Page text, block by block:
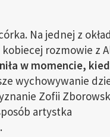
Na jednej z
rozmowie z
w momencie,
wychowywanie
Zofii
artystka